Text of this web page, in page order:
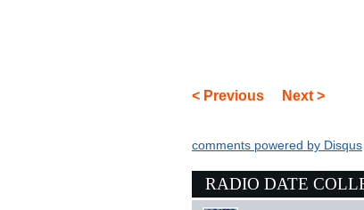
< Previous Next >
comments powered by Disqus
RADIO DATE